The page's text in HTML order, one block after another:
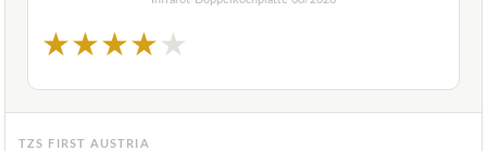
★★★★★
TZS FIRST AUSTRIA